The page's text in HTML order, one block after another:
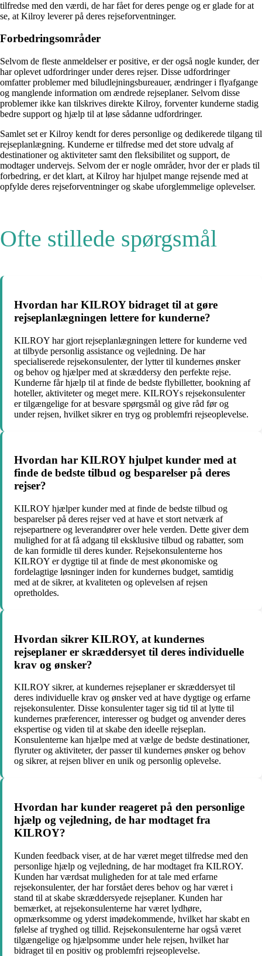
tilfredse med den værdi, de har fået for deres penge og er glade for at
se, at Kilroy leverer på deres rejseforventninger.
Forbedringsområder
Selvom de fleste anmeldelser er positive, er der også nogle kunder, der
har oplevet udfordringer under deres rejser. Disse udfordringer
omfatter problemer med biludlejningsbureauer, ændringer i flyafgange
og manglende information om ændrede rejseplaner. Selvom disse
problemer ikke kan tilskrives direkte Kilroy, forventer kunderne stadig
bedre support og hjælp til at løse sådanne udfordringer.
Samlet set er Kilroy kendt for deres personlige og dedikerede tilgang til
rejseplanlægning. Kunderne er tilfredse med det store udvalg af
destinationer og aktiviteter samt den fleksibilitet og support, de
modtager undervejs. Selvom der er nogle områder, hvor der er plads til
forbedring, er det klart, at Kilroy har hjulpet mange rejsende med at
opfylde deres rejseforventninger og skabe uforglemmelige oplevelser.
Ofte stillede spørgsmål
Hvordan har KILROY bidraget til at gøre
rejseplanlægningen lettere for kunderne?
KILROY har gjort rejseplanlægningen lettere for kunderne ved
at tilbyde personlig assistance og vejledning. De har
specialiserede rejsekonsulenter, der lytter til kundernes ønsker
og behov og hjælper med at skræddersy den perfekte rejse.
Kunderne får hjælp til at finde de bedste flybilletter, bookning af
hoteller, aktiviteter og meget mere. KILROYs rejsekonsulenter
er tilgængelige for at besvare spørgsmål og give råd før og
under rejsen, hvilket sikrer en tryg og problemfri rejseoplevelse.
Hvordan har KILROY hjulpet kunder med at
finde de bedste tilbud og besparelser på deres
rejser?
KILROY hjælper kunder med at finde de bedste tilbud og
besparelser på deres rejser ved at have et stort netværk af
rejsepartnere og leverandører over hele verden. Dette giver dem
mulighed for at få adgang til eksklusive tilbud og rabatter, som
de kan formidle til deres kunder. Rejsekonsulenterne hos
KILROY er dygtige til at finde de mest økonomiske og
fordelagtige løsninger inden for kundernes budget, samtidig
med at de sikrer, at kvaliteten og oplevelsen af rejsen
opretholdes.
Hvordan sikrer KILROY, at kundernes
rejseplaner er skræddersyet til deres individuelle
krav og ønsker?
KILROY sikrer, at kundernes rejseplaner er skræddersyet til
deres individuelle krav og ønsker ved at have dygtige og erfarne
rejsekonsulenter. Disse konsulenter tager sig tid til at lytte til
kundernes præferencer, interesser og budget og anvender deres
ekspertise og viden til at skabe den ideelle rejseplan.
Konsulenterne kan hjælpe med at vælge de bedste destinationer,
flyruter og aktiviteter, der passer til kundernes ønsker og behov
og sikrer, at rejsen bliver en unik og personlig oplevelse.
Hvordan har kunder reageret på den personlige
hjælp og vejledning, de har modtaget fra
KILROY?
Kunden feedback viser, at de har været meget tilfredse med den
personlige hjælp og vejledning, de har modtaget fra KILROY.
Kunden har værdsat muligheden for at tale med erfarne
rejsekonsulenter, der har forstået deres behov og har været i
stand til at skabe skræddersyede rejseplaner. Kunden har
bemærket, at rejsekonsulenterne har været lydhøre,
opmærksomme og yderst imødekommende, hvilket har skabt en
følelse af tryghed og tillid. Rejsekonsulenterne har også været
tilgængelige og hjælpsomme under hele rejsen, hvilket har
bidraget til en positiv og problemfri rejseoplevelse.